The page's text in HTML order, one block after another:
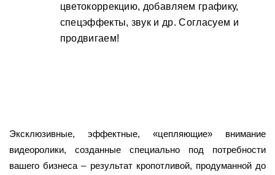
цветокоррекцию, добавляем графику,
спецэффекты, звук и др. Согласуем и
продвигаем!
Эксклюзивные, эффектные, «цепляющие» внимание
видеоролики, созданные специально под потребности
вашего бизнеса – результат кропотливой, продуманной до